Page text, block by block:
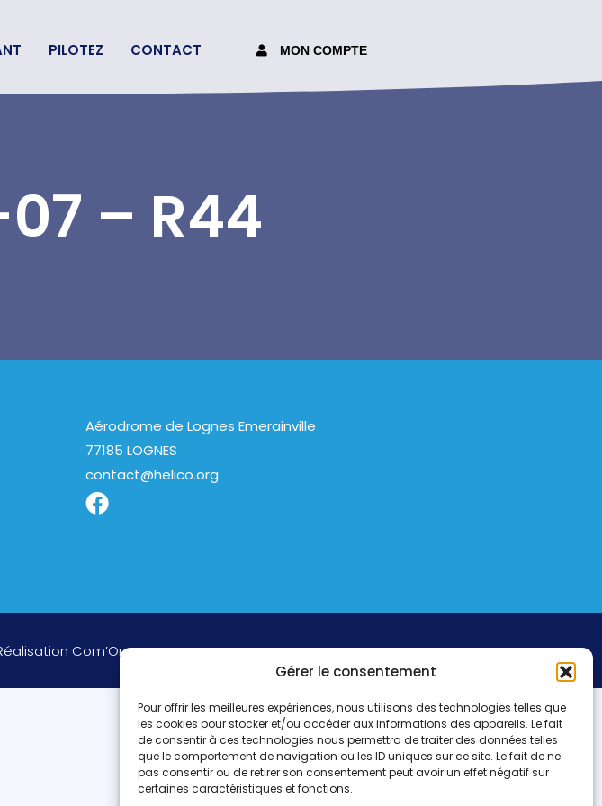
Gérer le consentement
Pour offrir les meilleures expériences, nous utilisons des technologies telles que
les cookies pour stocker et/ou accéder aux informations des appareils. Le fait
de consentir à ces technologies nous permettra de traiter des données telles
que le comportement de navigation ou les ID uniques sur ce site. Le fait de ne
pas consentir ou de retirer son consentement peut avoir un effet négatif sur
certaines caractéristiques et fonctions.
PILOTEZ CONTACT MON COMPTE
– R44
Aérodrome de Lognes Emerainville
77185 LOGNES
contact@helico.org
Com’On